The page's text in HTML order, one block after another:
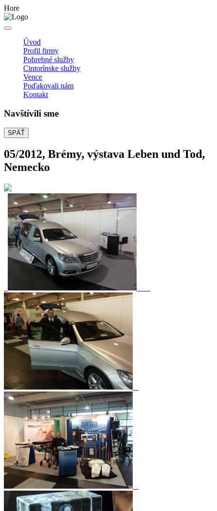
Hore
Úvod
Profil firmy
Pohrebné služby
Cintorínske služby
Vence
Poďakovali nám
Kontakt
Navštívili sme
SPÄŤ
05/2012, Brémy, výstava Leben und Tod,
Nemecko